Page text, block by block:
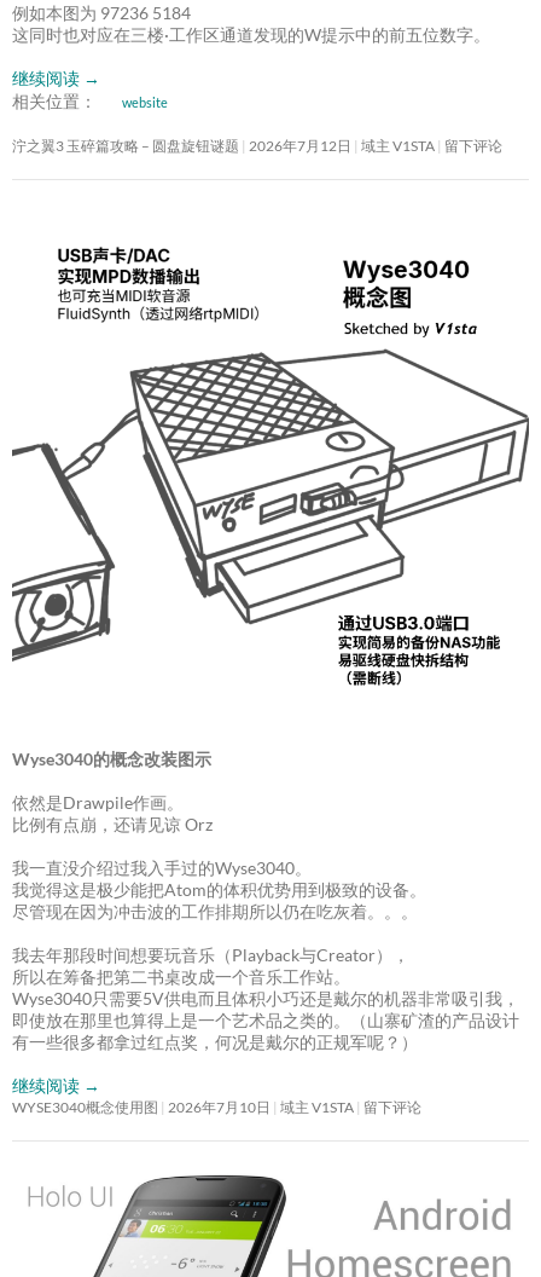
例如本图为 97236 5184
这同时也对应在三楼·工作区通道发现的W提示中的前五位数字。
继续阅读 →
相关位置：
website
泞之翼3 玉碎篇攻略 – 圆盘旋钮谜题 2026年7月12日 域主 V1STA 留下评论
Wyse3040的概念改装图示
依然是Drawpile作画。
比例有点崩，还请见谅 Orz
我一直没介绍过我入手过的Wyse3040。
我觉得这是极少能把Atom的体积优势用到极致的设备。
尽管现在因为冲击波的工作排期所以仍在吃灰着。。。
我去年那段时间想要玩音乐（Playback与Creator），
所以在筹备把第二书桌改成一个音乐工作站。
Wyse3040只需要5V供电而且体积小巧还是戴尔的机器非常吸引我，
即使放在那里也算得上是一个艺术品之类的。（山寨矿渣的产品设计
有一些很多都拿过红点奖，何况是戴尔的正规军呢？）
继续阅读 →
WYSE3040概念使用图 2026年7月10日 域主 V1STA 留下评论